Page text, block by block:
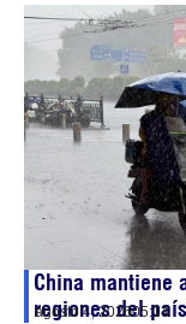
China mantiene
regiones del país
agosto 4, 202605:14